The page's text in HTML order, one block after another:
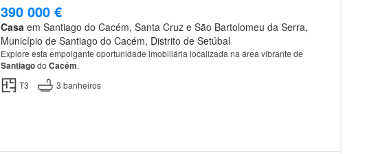
390 000 €
Casa em Santiago do Cacém, Santa Cruz e São Bartolomeu da Serra,
Município de Santiago do Cacém, Distrito de Setúbal
Explore esta empolgante oportunidade imobiliária localizada na área vibrante de
Santiagodo Cacém.
T3
3 banheiros